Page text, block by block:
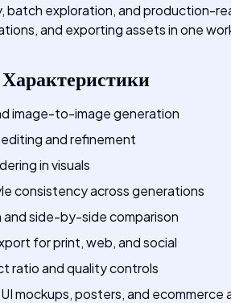
batch exploration, and production-
and exporting assets in one
Характеристики
image-to-image generation
and refinement
in visuals
consistency across generations
side-by-side comparison
for print, web, and social
ratio and quality controls
mockups, posters, and ecommerce